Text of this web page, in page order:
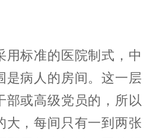
用标准的医院制式，中
是病人的房间。这一层
部或高级党员的，所以
大，每间只有一到两张